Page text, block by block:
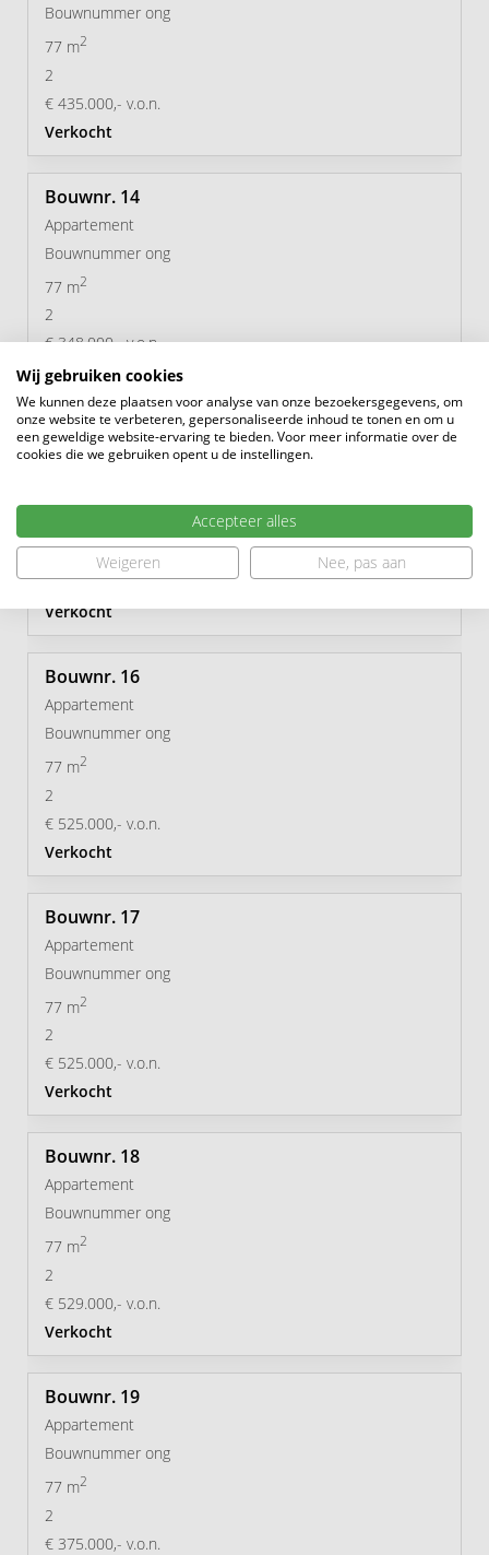
Bouwnummer ong
77 m2
2
€ 435.000,- v.o.n.
Verkocht
14
Appartement
Bouwnummer ong
77 m2
2
€ 348.000,- v.o.n.
Verkocht
15
Appartement
2
€ 385.000,- v.o.n.
Verkocht
16
Appartement
Bouwnummer ong
77 m2
2
€ 525.000,- v.o.n.
Verkocht
17
Appartement
Bouwnummer ong
77 m2
2
€ 525.000,- v.o.n.
Verkocht
18
Appartement
Bouwnummer ong
77 m2
2
€ 529.000,- v.o.n.
Verkocht
19
Appartement
Bouwnummer ong
77 m2
2
€ 375.000,- v.o.n.
Wij gebruiken cookies
We kunnen deze plaatsen voor analyse van onze bezoekersgegevens, om
onze website te verbeteren, gepersonaliseerde inhoud te tonen en om u
een geweldige website-ervaring te bieden. Voor meer informatie over de
cookies die we gebruiken opent u de instellingen.
Accepteer alles
Weigeren
Nee, pas aan